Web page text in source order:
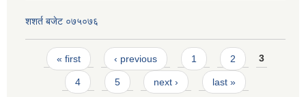
शशर्त बजेट ०७५०७६
Pages
« first ‹ previous 1 2 3
4 5 next › last »